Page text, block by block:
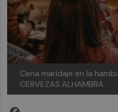
Cena maridaje en la
CERVEZAS ALHAMBRA